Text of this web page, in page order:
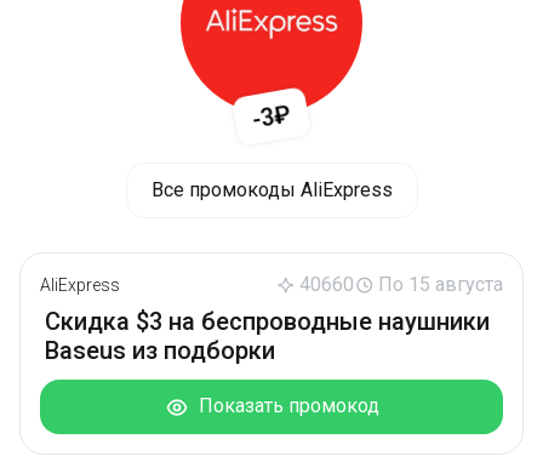
-3₽
Все промокоды AliExpress
AliExpress 40660 По 15 августа
Скидка $3 на беспроводные наушники
Baseus из подборки
Показать промокод